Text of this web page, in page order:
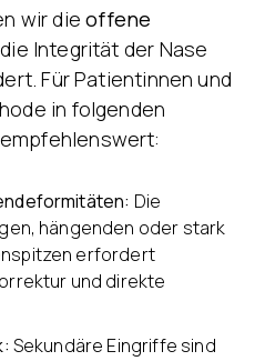
wir dieoffene
Integrität der Nase
Für Patientinnen und
in folgenden
Die
hängenden oder stark
erfordert
und direkte
Sekundäre Eingriffe sind